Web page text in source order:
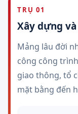
TRỤ 01
Xây dựng
Mảng lâu đời
công công
giao thông, tổ
mặt bằng đến